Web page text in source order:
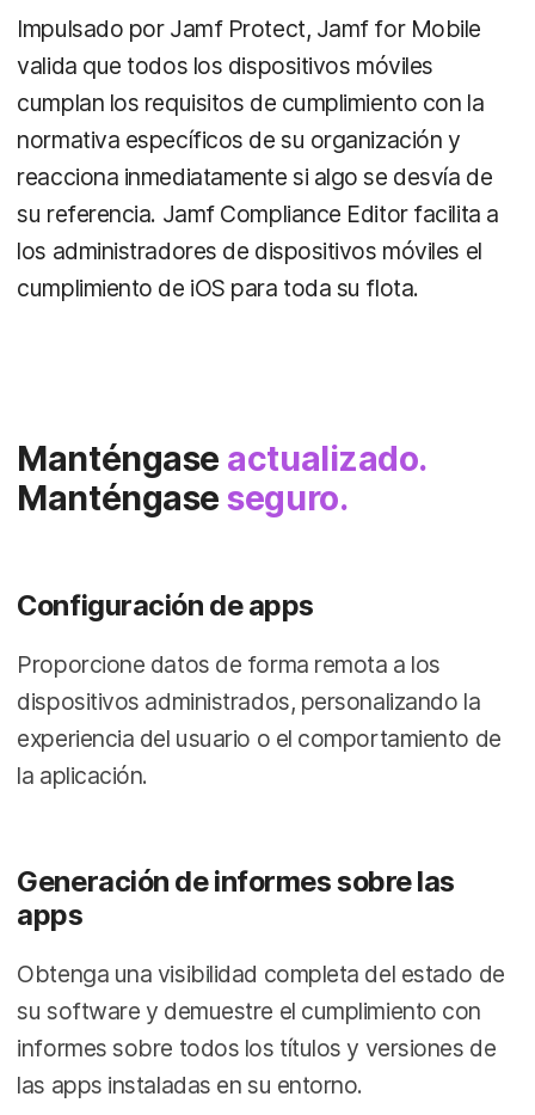
Impulsado por Jamf Protect, Jamf for Mobile
valida que todos los dispositivos móviles
cumplan los requisitos de cumplimiento con la
normativa específicos de su organización y
reacciona inmediatamente si algo se desvía de
su referencia. Jamf Compliance Editor facilita a
los administradores de dispositivos móviles el
cumplimiento de iOS para toda su flota.
Manténgase actualizado.
Manténgaseseguro.
Configuración de apps
Proporcione datos de forma remota a los
dispositivos administrados, personalizando la
experiencia del usuario o el comportamiento de
la aplicación.
Generación de informes sobre las
apps
Obtenga una visibilidad completa del estado de
su software y demuestre el cumplimiento con
informes sobre todos los títulos y versiones de
las apps instaladas en su entorno.